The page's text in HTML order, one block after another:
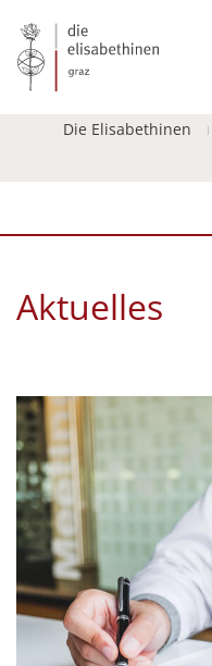
Die Elisabethinen
Aktuelles